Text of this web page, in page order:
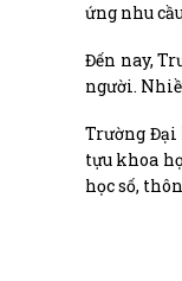
ứng nhu
Đến nay,
người.
Trường Đại
tựu khoa
học số,